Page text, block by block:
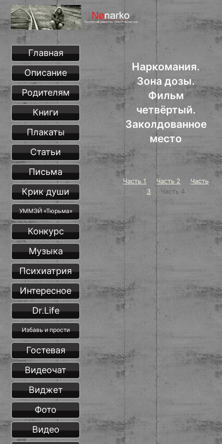
Наркомания.
Зона дозы.
Фильм
четвёртый.
Заколдованное
место
Часть 1 Часть 2
Часть
3 Часть 4
Главная
Описание
Родителям
Книги
Плакаты
Статьи
Письма
Крик души
УММЭЙ «Тюрьма»
Конкурс
Музыка
Психиатрия
Интересное
Dr.Life
Избавь и прости
Гостевая
Видеочат
Виджет
Фото
Видео